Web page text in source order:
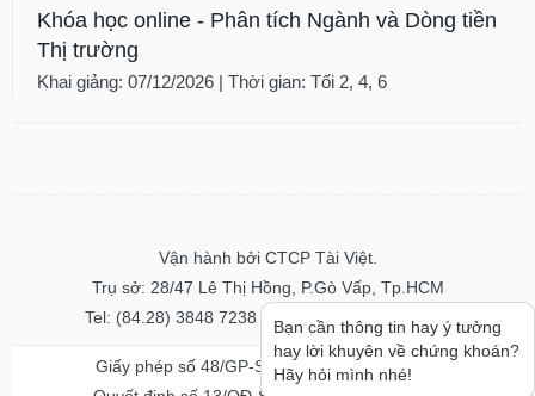
Khóa học online - Phân tích Ngành và Dòng tiền
Thị trường
Khai giảng: 07/12/2026 | Thời gian: Tối 2, 4, 6
Vận hành bởi CTCP Tài Việt.
Trụ sở: 28/47 Lê Thị Hồng, P.Gò Vấp, Tp.HCM
Tel: (84.28) 3848 7238 - Fax: (84.28) 3848 7237
Giấy phép số 48/GP-STTTT ngày 04/11/2016
Bạn cần thông tin hay ý tưởng
hay lời khuyên về chứng khoán?
Hãy hỏi mình nhé!